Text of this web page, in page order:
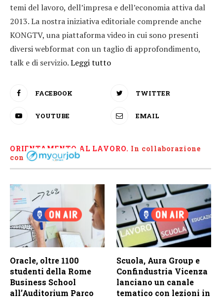
temi del lavoro, dell’impresa e dell’economia attiva dal
2013. La nostra iniziativa editoriale comprende anche
KONGTV, una piattaforma video in cui sono presenti
diversi webformat con un taglio di approfondimento,
talk e di servizio.Leggi tutto
FACEBOOK TWITTER
YOUTUBE EMAIL
ORIENTAMENTO AL LAVORO. In collaborazione
con
Oracle, oltre 1100
studenti della Rome
Business School
all’Auditorium Parco
Scuola, Aura Group e
Confindustria Vicenza
lanciano un canale
tematico con lezioni in